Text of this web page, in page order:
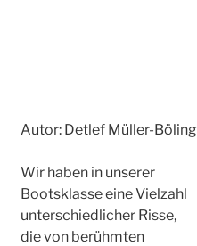
Autor: Detlef Müller-Böling
Wir haben in unserer
Bootsklasse eine Vielzahl
unterschiedlicher Risse,
die von berühmten